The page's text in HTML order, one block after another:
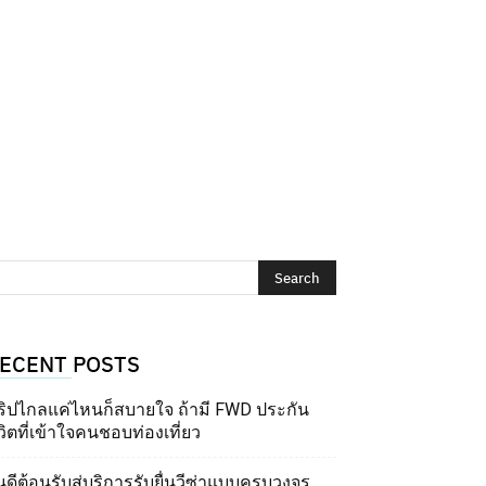
POSTS
ปไกลแค่ไหนก็สบายใจ ถ้ามี FWD ประกัน
ตที่เข้าใจคนชอบท่องเที่ยว